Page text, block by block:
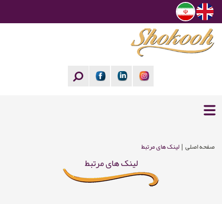
صفحه اصلی لینک های مرتبط
لینک های مرتبط